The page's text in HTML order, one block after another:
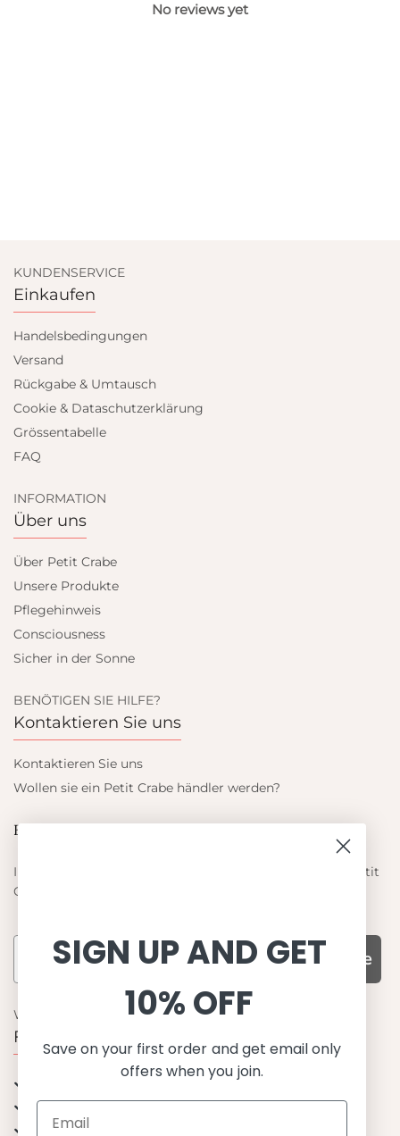
No reviews yet
KUNDENSERVICE
Einkaufen
Handelsbedingungen
Versand
Rückgabe & Umtausch
Cookie & Dataschutzerklärung
Grössentabelle
FAQ
INFORMATION
Über uns
Über Petit Crabe
Unsere Produkte
Pflegehinweis
Consciousness
Sicher in der Sonne
BENÖTIGEN SIE HILFE?
Kontaktieren Sie uns
Kontaktieren Sie uns
Wollen sie ein Petit Crabe händler werden?
Blieb auf dem laufenden
Informieren Sie sich über die neuesten Angebote von Petit
Crabe
Subscribe
WARUM UNS WÄHLEN
Funktion, Qualität und Design
OEKO-TEX® zertifiziertes Stoffe
Materialien von bester Qualität
SIGN UP AND GET
10% OFF
Save on your first order and get email only
offers when you join.